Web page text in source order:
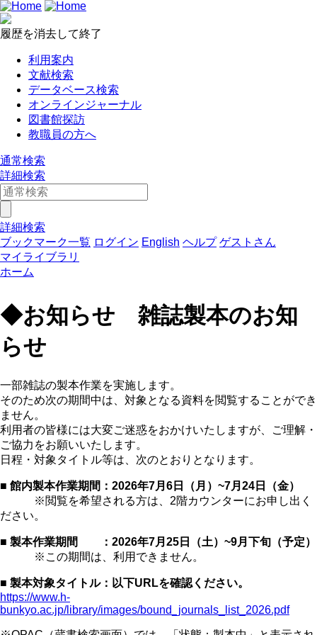
履歴を消去して終了
利用案内
文献検索
データベース検索
オンラインジャーナル
図書館探訪
教職員の方へ
通常検索
詳細検索
詳細検索
ブックマーク一覧 ログイン English ヘルプ ゲストさん
マイライブラリ
ホーム
◆お知らせ 雑誌製本のお知
らせ
一部雑誌の製本作業を実施します。
そのため次の期間中は、対象となる資料を閲覧することができ
ません。
利用者の皆様には大変ご迷惑をおかけいたしますが、ご理解・
ご協力をお願いいたします。
日程・対象タイトル等は、次のとおりとなります。
■ 館内製本作業期間：2026年7月6日（月）~7月24日（金）
※閲覧を希望される方は、2階カウンターにお申し出く
ださい。
■ 製本作業期間 ：2026年7月25日（土）~9月下旬（予定）
※この期間は、利用できません。
■ 製本対象タイトル：以下URLを確認ください。
https://www.h-
bunkyo.ac.jp/library/images/bound_journals_list_2026.pdf